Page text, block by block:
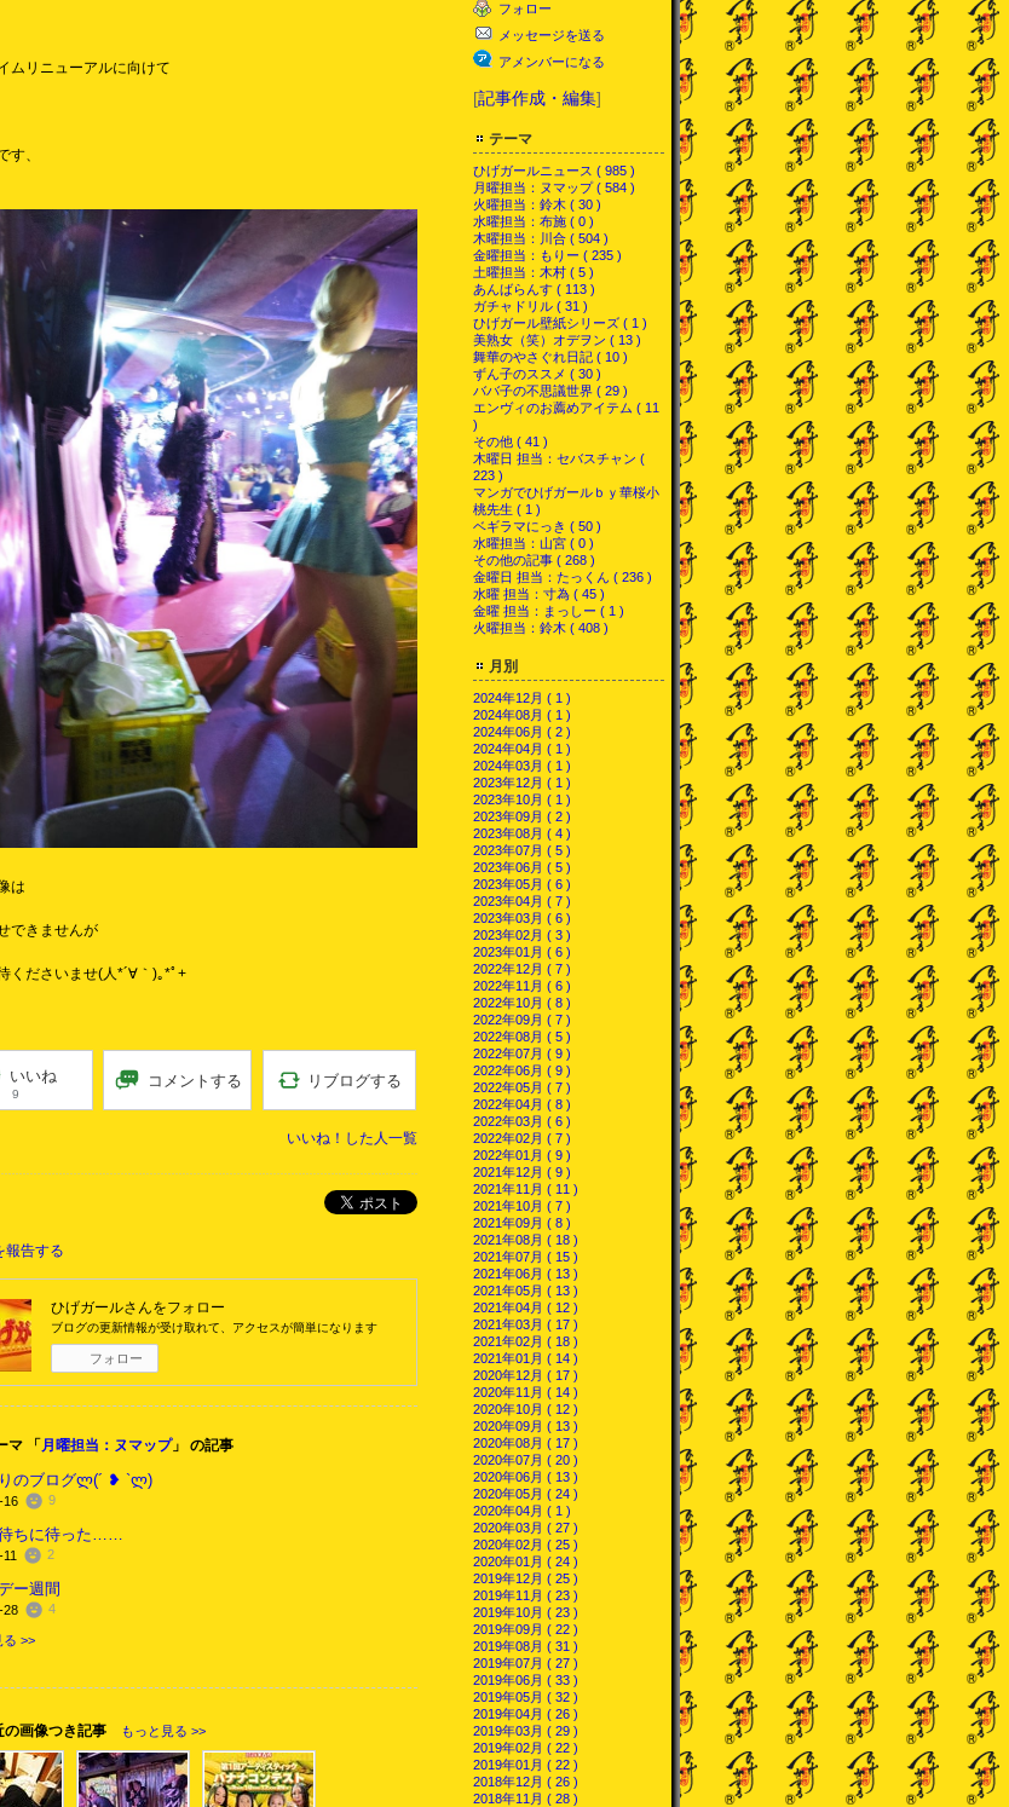
ムリニューアルに向けて
す、
は
できませんが
くださいませ(⁠人⁠*⁠´⁠∀⁠｀⁠)⁠｡⁠*ﾟ⁠+
いいね
9
コメントする リブログする
いいね！した人一覧
ポスト
報告する
ひげガールさんをフォロー
ブログの更新情報が受け取れて、アクセスが簡単になります
フォロー
マ 「 月曜担当：ヌマップ」 の記事
のブログლ(´ ❥ `ლ)
16 9
ちに待った……
2
ー週間
28 4
る >>
の画像つき記事 もっと見る >>
フォロー
メッセージを送る
アメンバーになる
[記事作成・編集]
テーマ
ひげガールニュース ( 985 )
月曜担当：ヌマップ ( 584 )
火曜担当：鈴木 ( 30 )
水曜担当：布施 ( 0 )
木曜担当：川合 ( 504 )
金曜担当：もりー ( 235 )
土曜担当：木村 ( 5 )
あんばらんす ( 113 )
ガチャドリル ( 31 )
ひげガール壁紙シリーズ ( 1 )
美熟女（笑）オデヲン ( 13 )
舞華のやさぐれ日記 ( 10 )
ずん子のススメ ( 30 )
ババ子の不思議世界 ( 29 )
エンヴィのお薦めアイテム ( 11
)
その他 ( 41 )
木曜日 担当：セバスチャン (
223 )
マンガでひげガールｂｙ華桜小
桃先生 ( 1 )
ベギラマにっき ( 50 )
水曜担当：山宮 ( 0 )
その他の記事 ( 268 )
金曜日 担当：たっくん ( 236 )
水曜 担当：寸為 ( 45 )
金曜 担当：まっしー ( 1 )
火曜担当：鈴木 ( 408 )
月別
2024年12月 ( 1 )
2024年08月 ( 1 )
2024年06月 ( 2 )
2024年04月 ( 1 )
2024年03月 ( 1 )
2023年12月 ( 1 )
2023年10月 ( 1 )
2023年09月 ( 2 )
2023年08月 ( 4 )
2023年07月 ( 5 )
2023年06月 ( 5 )
2023年05月 ( 6 )
2023年04月 ( 7 )
2023年03月 ( 6 )
2023年02月 ( 3 )
2023年01月 ( 6 )
2022年12月 ( 7 )
2022年11月 ( 6 )
2022年10月 ( 8 )
2022年09月 ( 7 )
2022年08月 ( 5 )
2022年07月 ( 9 )
2022年06月 ( 9 )
2022年05月 ( 7 )
2022年04月 ( 8 )
2022年03月 ( 6 )
2022年02月 ( 7 )
2022年01月 ( 9 )
2021年12月 ( 9 )
2021年11月 ( 11 )
2021年10月 ( 7 )
2021年09月 ( 8 )
2021年08月 ( 18 )
2021年07月 ( 15 )
2021年06月 ( 13 )
2021年05月 ( 13 )
2021年04月 ( 12 )
2021年03月 ( 17 )
2021年02月 ( 18 )
2021年01月 ( 14 )
2020年12月 ( 17 )
2020年11月 ( 14 )
2020年10月 ( 12 )
2020年09月 ( 13 )
2020年08月 ( 17 )
2020年07月 ( 20 )
2020年06月 ( 13 )
2020年05月 ( 24 )
2020年04月 ( 1 )
2020年03月 ( 27 )
2020年02月 ( 25 )
2020年01月 ( 24 )
2019年12月 ( 25 )
2019年11月 ( 23 )
2019年10月 ( 23 )
2019年09月 ( 22 )
2019年08月 ( 31 )
2019年07月 ( 27 )
2019年06月 ( 33 )
2019年05月 ( 32 )
2019年04月 ( 26 )
2019年03月 ( 29 )
2019年02月 ( 22 )
2019年01月 ( 22 )
2018年12月 ( 26 )
2018年11月 ( 28 )